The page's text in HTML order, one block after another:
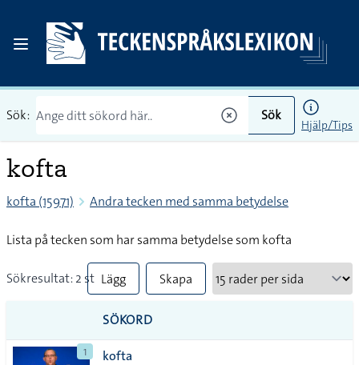
Sök: Sök
Hjälp/Tips
kofta
kofta (15971) Andra tecken med samma betydelse
Lista på tecken som har samma betydelse som kofta
Sökresultat: 2 st Lägg
till
alla i
Skapa
SÖKORD
1 kofta